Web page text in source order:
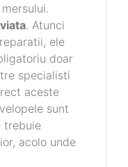
. Atunci
ele
doar
specialisti
aceste
sunt
trebuie
acolo unde